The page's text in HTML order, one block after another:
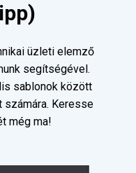
üzleti elemző
segítségével.
sablonok között
Keresse
még ma!